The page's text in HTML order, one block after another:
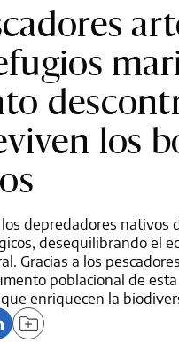
los
depredadores nativos
desequilibrando el
Gracias a los
poblacional de
enriquecen la